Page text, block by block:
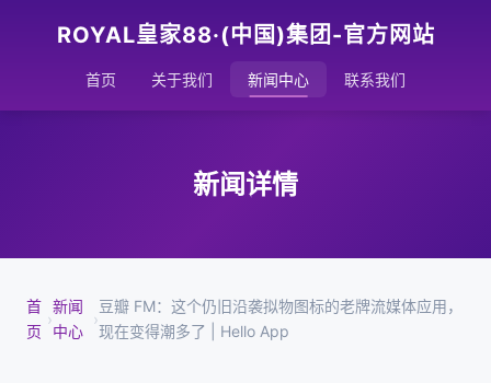
ROYAL皇家88·(中国)集团-官方网站
首页 关于我们 新闻中心 联系我们
新闻详情
首
页
›
新闻
中心
›
豆瓣 FM：这个仍旧沿袭拟物图标的老牌流媒体应用，
现在变得潮多了 | Hello App